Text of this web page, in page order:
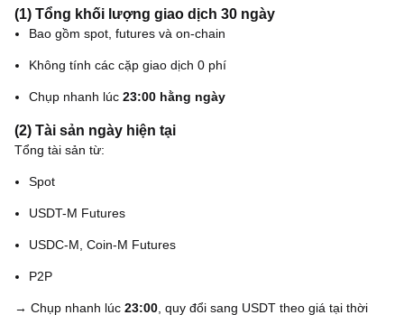
(1) Tổng khối lượng giao dịch 30 ngày
Bao gồm spot, futures và on-chain
Không tính các cặp giao dịch 0 phí
Chụp nhanh lúc 23:00 hằng ngày
(2) Tài sản ngày hiện tại
Tổng tài sản từ:
Spot
USDT-M Futures
USDC-M, Coin-M Futures
P2P
→ Chụp nhanh lúc 23:00 , quy đổi sang USDT theo giá tại thời